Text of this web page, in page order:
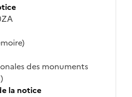
des monuments
la notice